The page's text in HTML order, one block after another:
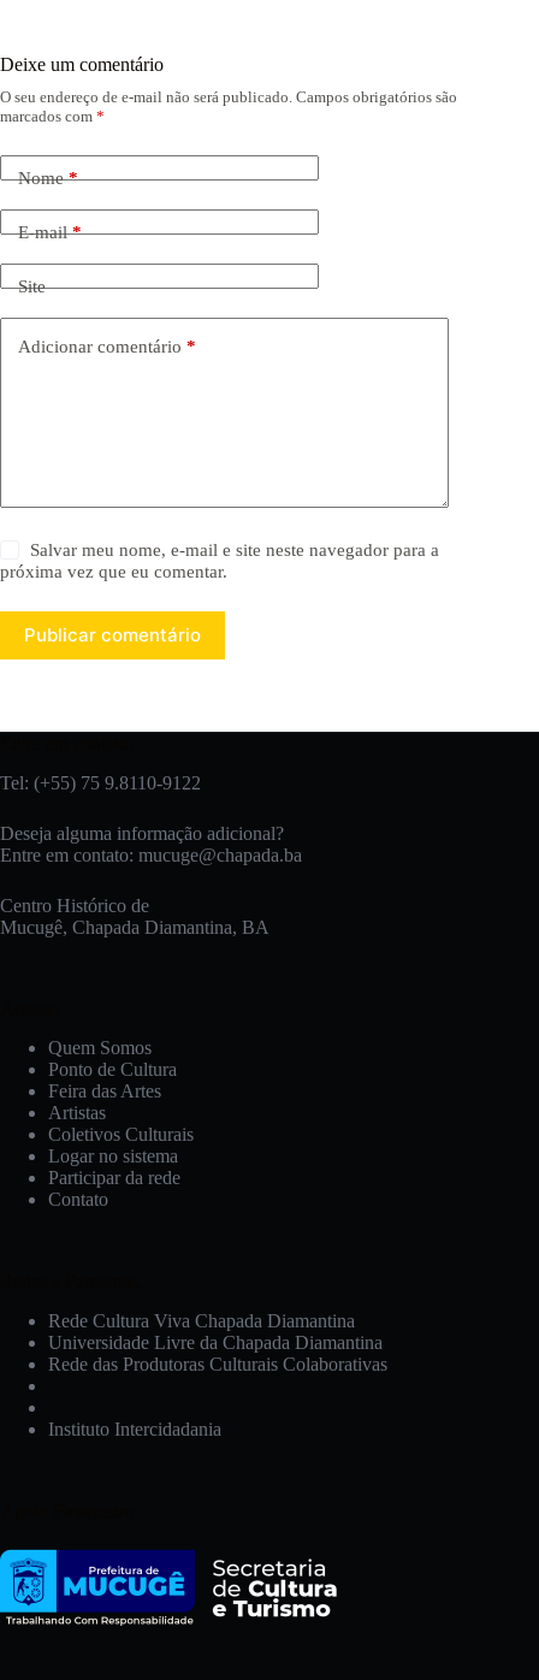
Deixe um comentário
O seu endereço de e-mail não será publicado. Campos obrigatórios são
marcados com *
Nome*
E-mail*
Site
Adicionar comentário *
Salvar meu nome, e-mail e site neste navegador para a
próxima vez que eu comentar.
Publicar comentário
Tel: (+55) 75 9.8110-9122
Deseja alguma informação adicional?
Entre em contato: mucuge@chapada.ba
Centro Histórico de
Mucugê, Chapada Diamantina, BA
Quem Somos
Ponto de Cultura
Feira das Artes
Artistas
Coletivos Culturais
Logar no sistema
Participar da rede
Contato
Rede Cultura Viva Chapada Diamantina
Universidade Livre da Chapada Diamantina
Rede das Produtoras Culturais Colaborativas
Instituto Intercidadania